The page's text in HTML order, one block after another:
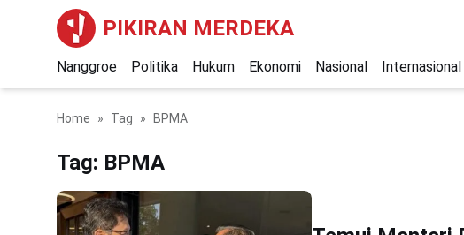
PIKIRAN MERDEKA
Nanggroe Politika Hukum Ekonomi Nasional Internasional
Home Tag BPMA
Tag: BPMA